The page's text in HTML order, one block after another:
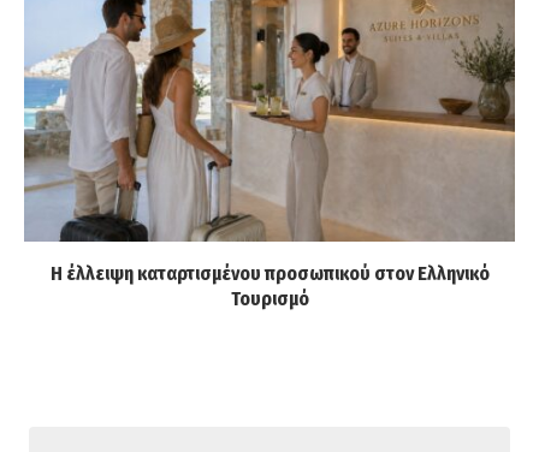
Η έλλειψη καταρτισμένου προσωπικού στον Ελληνικό
Τουρισμό